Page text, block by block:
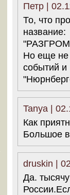
Петр |
То, что
название:
Но еще не
событий и
Tanya |
Как
Большое
druskin |
Да.